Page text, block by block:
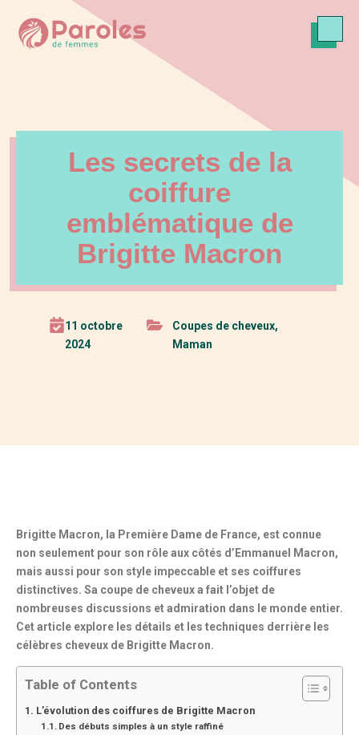
Les secrets de la
coiffure
emblématique de
Brigitte Macron
11 octobre
2024
Coupes de cheveux,
Maman
Brigitte Macron, la Première Dame de France, est connue
non seulement pour son rôle aux côtés d’Emmanuel Macron,
mais aussi pour son style impeccable et ses coiffures
distinctives. Sa coupe de cheveux a fait l’objet de
nombreuses discussions et admiration dans le monde entier.
Cet article explore les détails et les techniques derrière les
célèbres cheveux de Brigitte Macron.
Table of Contents
L’évolution des coiffures de Brigitte Macron
Des débuts simples à un style raffiné